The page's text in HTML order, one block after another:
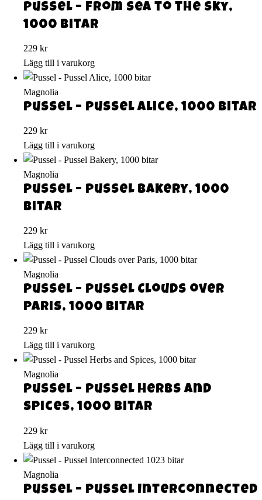
Pussel – From Sea to the Sky,
1000 bitar
229 kr
Lägg till i varukorg
Magnolia
Pussel – Pussel Alice, 1000 bitar
229 kr
Lägg till i varukorg
Magnolia
Pussel – Pussel Bakery, 1000
bitar
229 kr
Lägg till i varukorg
Magnolia
Pussel – Pussel Clouds over
Paris, 1000 bitar
229 kr
Lägg till i varukorg
Magnolia
Pussel – Pussel Herbs and
Spices, 1000 bitar
229 kr
Lägg till i varukorg
Magnolia
Pussel – Pussel Interconnected